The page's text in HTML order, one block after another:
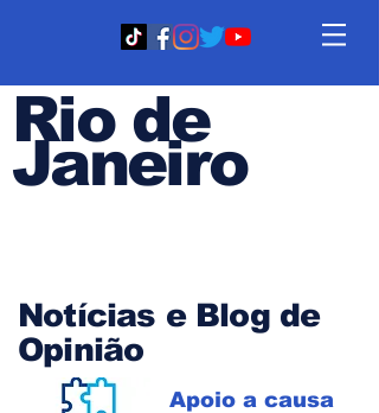
Rio de
Janeiro
Notícias e Blog de
Opinião
Apoio a causa